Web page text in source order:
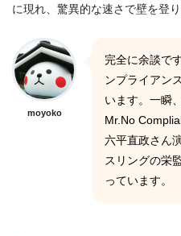
に現れ、驚異的な速さで壁を登り
moyoko
完全に余談で
ンプライアン
います。一瞬
Mr.No
六平直政さん
スリングの栄
っています。